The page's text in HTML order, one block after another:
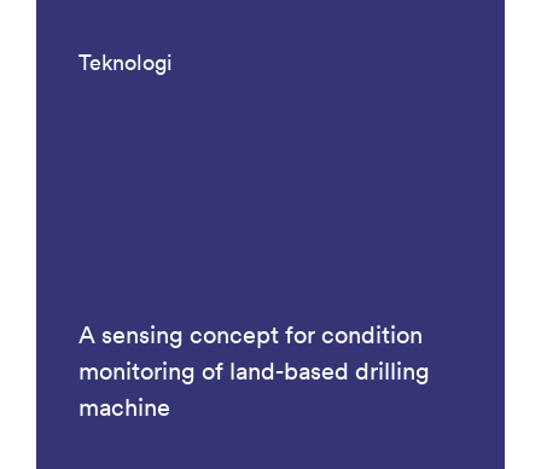
Teknologi
A sensing concept for condition
monitoring of land-based drilling
machine